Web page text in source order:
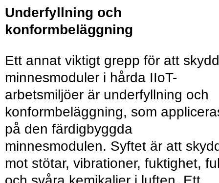
Underfyllning och
konformbeläggning
Ett annat viktigt grepp för att
minnesmoduler i hårda IIoT-
arbetsmiljöer är underfyllning och
konformbeläggning, som
på den färdigbyggda
minnesmodulen. Syftet är att
mot stötar, vibrationer, fuktighet,